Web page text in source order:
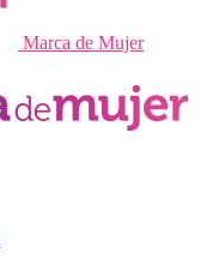
Marca de Mujer